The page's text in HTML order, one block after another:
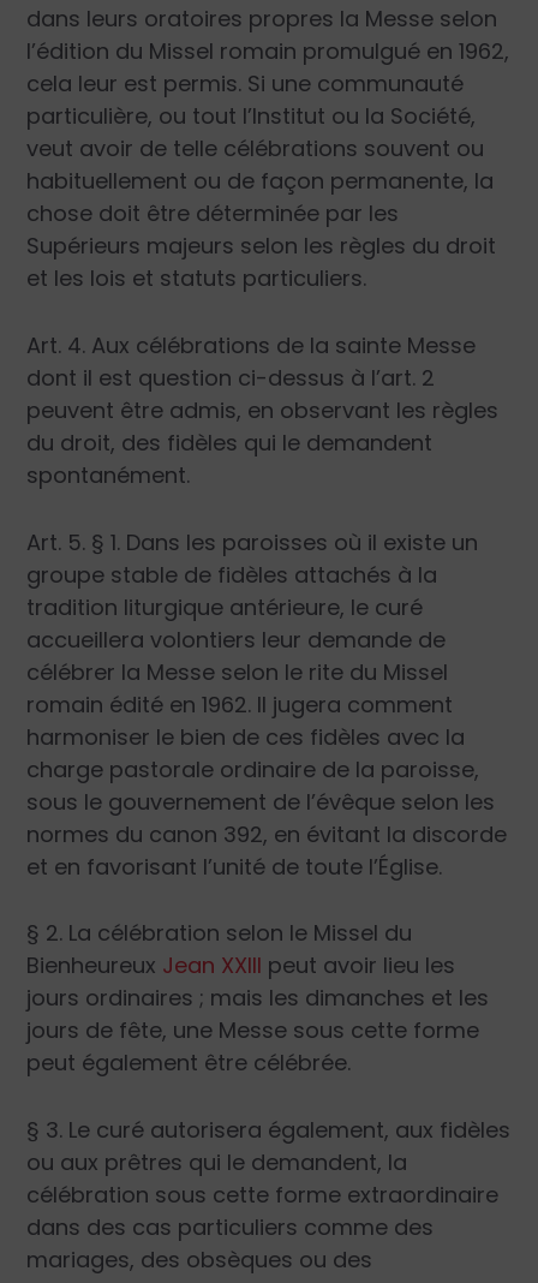
dans leurs oratoires propres la Messe selon
l’édition du Missel romain promulgué en 1962,
cela leur est permis. Si une communauté
particulière, ou tout l’Institut ou la Société,
veut avoir de telle célébrations souvent ou
habituellement ou de façon permanente, la
chose doit être déterminée par les
Supérieurs majeurs selon les règles du droit
et les lois et statuts particuliers.
Art. 4. Aux célébrations de la sainte Messe
dont il est question ci-dessus à l’art. 2
peuvent être admis, en observant les règles
du droit, des fidèles qui le demandent
spontanément.
Art. 5. § 1. Dans les paroisses où il existe un
groupe stable de fidèles attachés à la
tradition liturgique antérieure, le curé
accueillera volontiers leur demande de
célébrer la Messe selon le rite du Missel
romain édité en 1962. Il jugera comment
harmoniser le bien de ces fidèles avec la
charge pastorale ordinaire de la paroisse,
sous le gouvernement de l’évêque selon les
normes du canon 392, en évitant la discorde
et en favorisant l’unité de toute l’Église.
§ 2. La célébration selon le Missel du
Bienheureux Jean XXIII peut avoir lieu les
jours ordinaires ; mais les dimanches et les
jours de fête, une Messe sous cette forme
peut également être célébrée.
§ 3. Le curé autorisera également, aux fidèles
ou aux prêtres qui le demandent, la
célébration sous cette forme extraordinaire
dans des cas particuliers comme des
mariages, des obsèques ou des